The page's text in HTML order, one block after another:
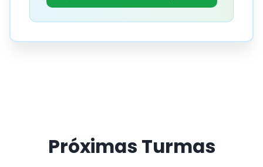
Próximas Turmas